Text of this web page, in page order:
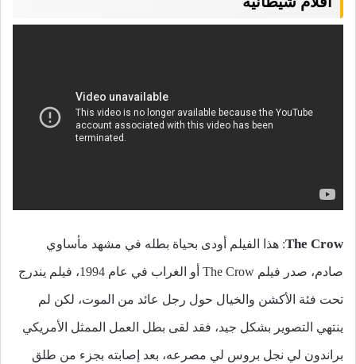
The Crow: هذا الفيلم أودى بحياة بطله في مشهد مأساوي
صادم، صدر فيلم The Crow أو الغراب في عام 1994، فيلم يندرج
تحت فئة الأكشن والخيال حول رجل عائد من الموت، لكن لم
ينتهي التصوير بشكل جيد، فقد لقى بطل العمل الممثل الأمريكي
براندون لي نجل بروس لي مصرعه، بعد إصابته بجزء من طلق